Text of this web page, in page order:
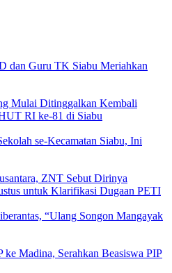
dan Guru TK Siabu Meriahkan
Mulai Ditinggalkan Kembali
RI ke-81 di Siabu
se-Kecamatan Siabu, Ini
ZNT Sebut Dirinya
untuk Klarifikasi Dugaan PETI
“Ulang Songon Mangayak
Madina, Serahkan Beasiswa PIP